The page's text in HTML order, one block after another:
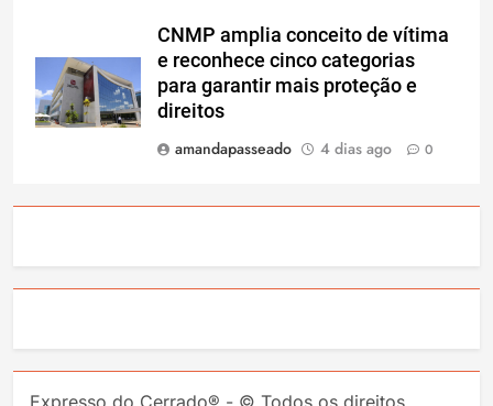
CNMP amplia conceito de vítima
e reconhece cinco categorias
para garantir mais proteção e
direitos
amandapasseado
4 dias ago 0
Expresso do Cerrado® - © Todos os direitos